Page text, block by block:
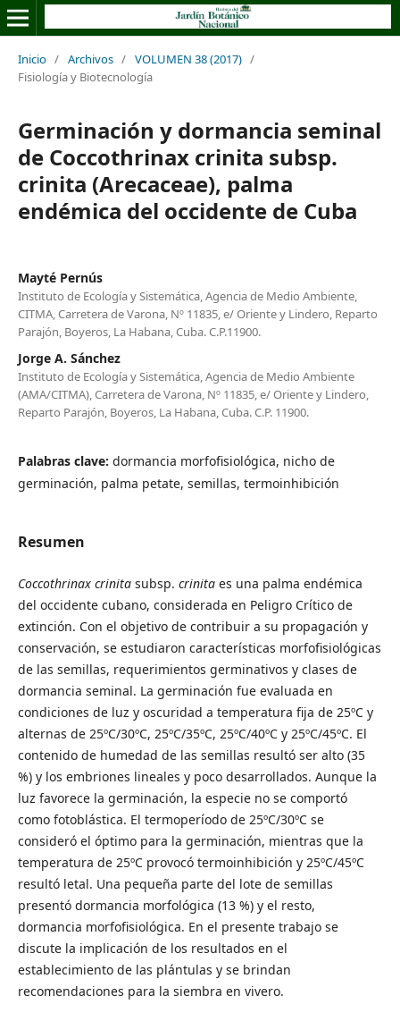
Inicio / Archivos / VOLUMEN 38 (2017) /
Fisiología y Biotecnología
Germinación y dormancia seminal
de Coccothrinax crinita subsp.
crinita (Arecaceae), palma
endémica del occidente de Cuba
Mayté Pernús
Instituto de Ecología y Sistemática, Agencia de Medio Ambiente,
CITMA, Carretera de Varona, Nº 11835, e/ Oriente y Lindero, Reparto
Parajón, Boyeros, La Habana, Cuba. C.P.11900.
Jorge A. Sánchez
Instituto de Ecología y Sistemática, Agencia de Medio Ambiente
(AMA/CITMA), Carretera de Varona, Nº 11835, e/ Oriente y Lindero,
Reparto Parajón, Boyeros, La Habana, Cuba. C.P. 11900.
Palabras clave: dormancia morfofisiológica, nicho de
germinación, palma petate, semillas, termoinhibición
Resumen
Coccothrinax crinitasubsp. crinitaes una palma endémica
del occidente cubano, considerada en Peligro Crítico de
extinción. Con el objetivo de contribuir a su propagación y
conservación, se estudiaron características morfofisiológicas
de las semillas, requerimientos germinativos y clases de
dormancia seminal. La germinación fue evaluada en
condiciones de luz y oscuridad a temperatura fija de 25ºC y
alternas de 25ºC/30ºC, 25ºC/35ºC, 25ºC/40ºC y 25ºC/45ºC. El
contenido de humedad de las semillas resultó ser alto (35
%) y los embriones lineales y poco desarrollados. Aunque la
luz favorece la germinación, la especie no se comportó
como fotoblástica. El termoperíodo de 25ºC/30ºC se
consideró el óptimo para la germinación, mientras que la
temperatura de 25ºC provocó termoinhibición y 25ºC/45ºC
resultó letal. Una pequeña parte del lote de semillas
presentó dormancia morfológica (13 %) y el resto,
dormancia morfofisiológica. En el presente trabajo se
discute la implicación de los resultados en el
establecimiento de las plántulas y se brindan
recomendaciones para la siembra en vivero.